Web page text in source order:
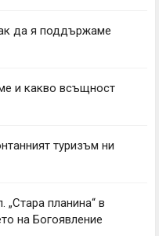
да я поддържаме
и какво всъщност
туризъм ни
„Стара планина“ в
на Богоявление